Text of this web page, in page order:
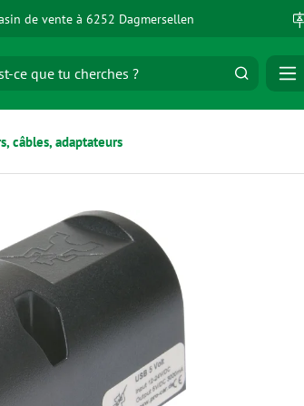
de vente à 6252 Dagmersellen
câbles, adaptateurs